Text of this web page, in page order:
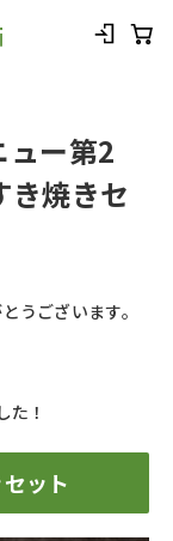
ュー第2
き焼きセ
うございます。
た！
ット